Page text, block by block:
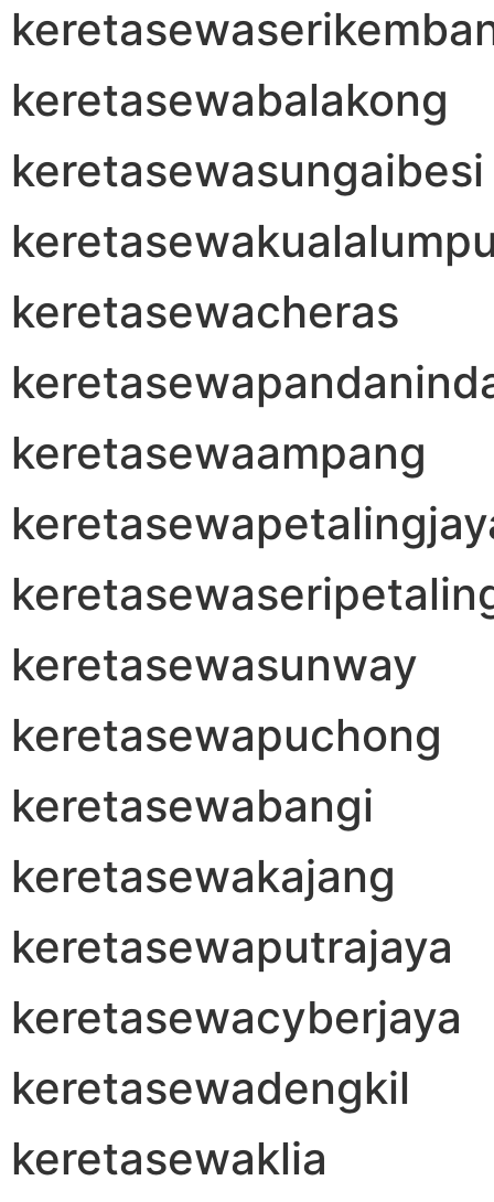
keretasewabalakong
keretasewasungaibesi
keretasewacheras
keretasewaampang
keretasewasunway
keretasewapuchong
keretasewabangi
keretasewakajang
keretasewaputrajaya
keretasewacyberjaya
keretasewadengkil
keretasewaklia